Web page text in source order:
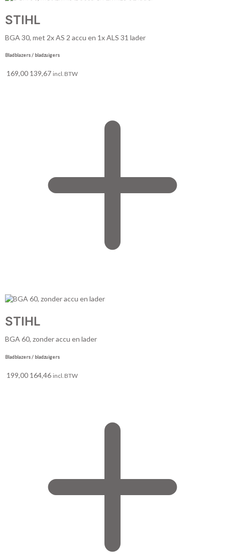
STIHL
BGA 30, met 2x AS 2 accu en 1x ALS 31 lader
Bladblazers / bladzuigers
169,00 139,67 incl. BTW
STIHL
BGA 60, zonder accu en lader
Bladblazers / bladzuigers
199,00 164,46 incl. BTW